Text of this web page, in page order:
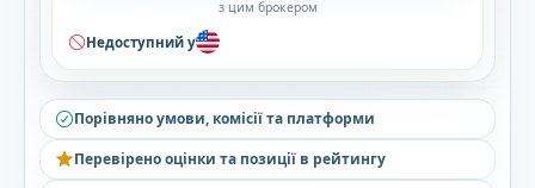
з цим брокером
Недоступний у
Порівняно умови, комісії та платформи
Перевірено оцінки та позиції в рейтингу